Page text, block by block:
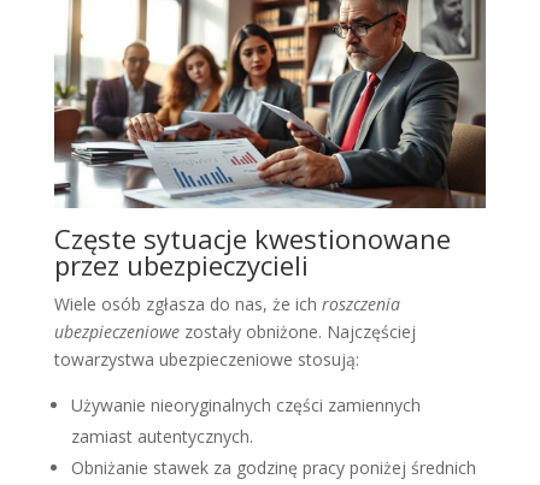
Częste sytuacje kwestionowane
przez ubezpieczycieli
Wiele osób zgłasza do nas, że ich roszczenia
ubezpieczeniowezostały obniżone. Najczęściej
towarzystwa ubezpieczeniowe stosują:
Używanie nieoryginalnych części zamiennych
zamiast autentycznych.
Obniżanie stawek za godzinę pracy poniżej średnich